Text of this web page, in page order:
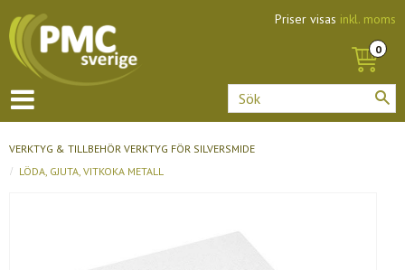
Priser visas inkl. moms
VERKTYG & TILLBEHÖR VERKTYG FÖR SILVERSMIDE
LÖDA, GJUTA, VITKOKA METALL